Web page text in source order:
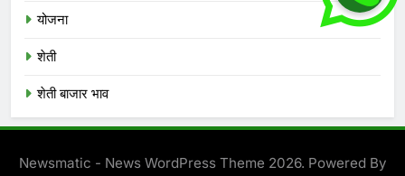
योजना
शेती
शेती बाजार भाव
Newsmatic - News WordPress Theme 2026. Powered By